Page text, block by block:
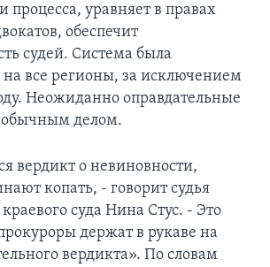
процесса, уравняет в правах
обеспечит
судей. Система была
на все регионы, за исключением
Неожиданно оправдательные
обычным делом.
вердикт о невиновности,
копать, - говорит судья
суда Нина Стус. - Это
держат в рукаве на
вердикта». По словам